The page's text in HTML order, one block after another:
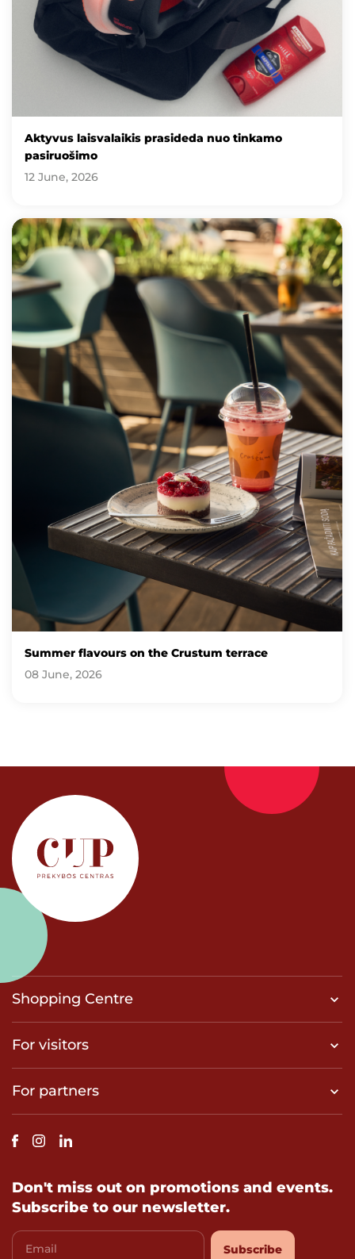
Aktyvus laisvalaikis prasideda nuo tinkamo
pasiruošimo
12 June, 2026
Summer flavours on the Crustum terrace
08 June, 2026
Shopping Centre
For visitors
For partners
Don't miss out on promotions and events.
Subscribe to our newsletter.
Email Subscribe